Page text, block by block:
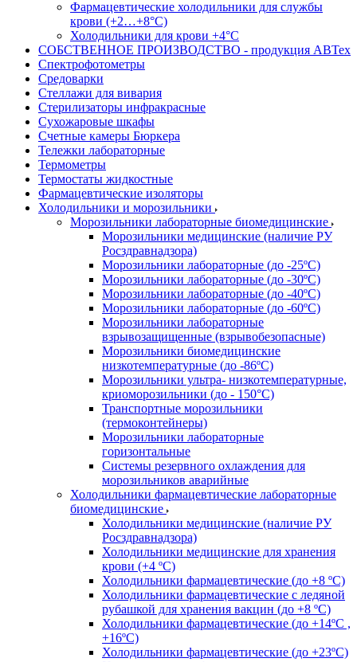
Фармацевтические холодильники для службы
крови (+2…+8°С)
Холодильники для крови +4°С
СОБСТВЕННОЕ ПРОИЗВОДСТВО - продукция АВТех
Спектрофотометры
Средоварки
Стеллажи для вивария
Стерилизаторы инфракрасные
Сухожаровые шкафы
Счетные камеры Бюркера
Тележки лабораторные
Термометры
Термостаты жидкостные
Фармацевтические изоляторы
Холодильники и морозильники
Морозильники лабораторные биомедицинские
Морозильники медицинские (наличие РУ
Росздравнадзора)
Морозильники лабораторные (до -25ºС)
Морозильники лабораторные (до -30ºС)
Морозильники лабораторные (до -40ºС)
Морозильники лабораторные (до -60ºС)
Морозильники лабораторные
взрывозащищенные (взрывобезопасные)
Морозильники биомедицинские
низкотемпературные (до -86ºС)
Морозильники ультра- низкотемпературные,
криоморозильники (до - 150°С)
Транспортные морозильники
(термоконтейнеры)
Морозильники лабораторные
горизонтальные
Системы резервного охлаждения для
морозильников аварийные
Холодильники фармацевтические лабораторные
биомедицинские
Холодильники медицинские (наличие РУ
Росздравнадзора)
Холодильники медицинские для хранения
крови (+4 ºС)
Холодильники фармацевтические (до +8 ºС)
Холодильники фармацевтические с ледяной
рубашкой для хранения вакцин (до +8 ºС)
Холодильники фармацевтические (до +14ºС ,
+16ºС)
Холодильники фармацевтические (до +23ºС)